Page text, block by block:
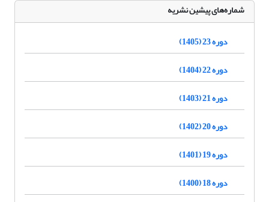
شماره‌های پیشین نشریه
دوره 23 (1405)
دوره 22 (1404)
دوره 21 (1403)
دوره 20 (1402)
دوره 19 (1401)
دوره 18 (1400)